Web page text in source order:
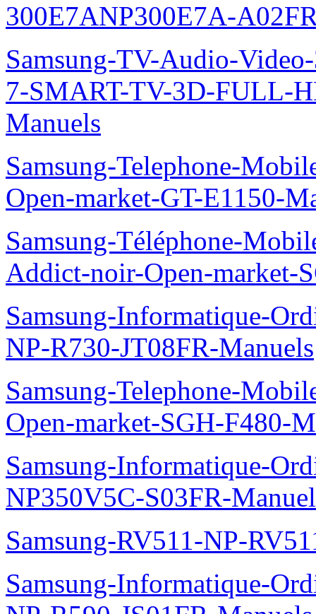
300E7ANP300E7A-
Samsung-TV-Audio-
7-SMART-TV-3D-FULL-
Manuels
Samsung-Telephone-
Open-market-GT-E1150-
Samsung-Téléphone-
Addict-noir-Open-market-
Samsung-Informatique-
NP-R730-JT08FR-Manuels
Samsung-Telephone-
Open-market-SGH-F480-
Samsung-Informatique-
NP350V5C-S03FR-
Samsung-RV511-NP-
Samsung-Informatique-